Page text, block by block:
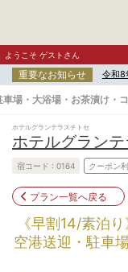
ようこそ ゲストさん
重要なお知らせ 令和8
場・大浴場・お茶漬け・
ホテルグランテラスチトセ
ホテルグラン
宿コード : 0164 クーポン
プラン一覧へ戻る
《早割14/素泊
空港送迎・駐車